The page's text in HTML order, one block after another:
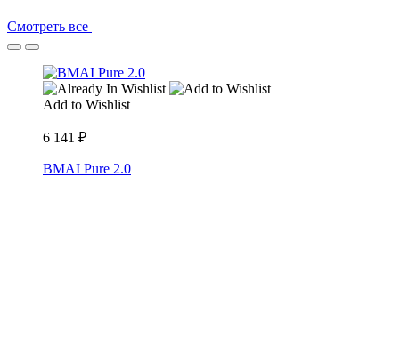
Смотреть все
Add to Wishlist
6 141 ₽
BMAI Pure 2.0